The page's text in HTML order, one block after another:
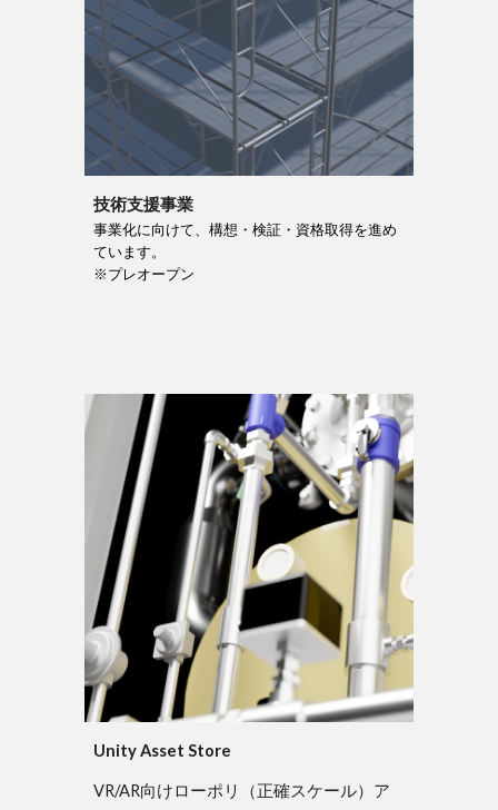
技術支援事業
事業化に向けて、構想・検証・資格取得を進め
ています。
※プレオープン
Unity Asset Store
VR/AR向けローポリ（正確スケール）ア